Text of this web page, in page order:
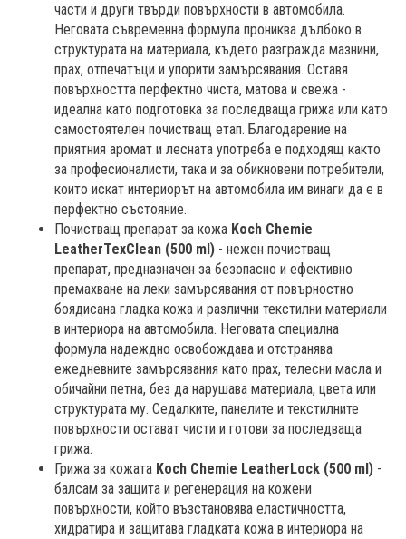
части и други твърди повърхности в автомобила.
Неговата съвременна формула прониква дълбоко в
структурата на материала, където разгражда мазнини,
прах, отпечатъци и упорити замърсявания. Оставя
повърхността перфектно чиста, матова и свежа -
идеална като подготовка за последваща грижа или като
самостоятелен почистващ етап. Благодарение на
приятния аромат и лесната употреба е подходящ както
за професионалисти, така и за обикновени потребители,
които искат интериорът на автомобила им винаги да е в
перфектно състояние.
Почистващ препарат за кожа Koch Chemie
LeatherTexClean (500 ml) - нежен почистващ
препарат, предназначен за безопасно и ефективно
премахване на леки замърсявания от повърностно
боядисана гладка кожа и различни текстилни материали
в интериора на автомобила. Неговата специална
формула надеждно освобождава и отстранява
ежедневните замърсявания като прах, телесни масла и
обичайни петна, без да нарушава материала, цвета или
структурата му. Седалките, панелите и текстилните
повърхности остават чисти и готови за последваща
грижа.
Грижа за кожата Koch Chemie LeatherLock (500 ml) -
балсам за защита и регенерация на кожени
повърхности, който възстановява еластичността,
хидратира и защитава гладката кожа в интериора на